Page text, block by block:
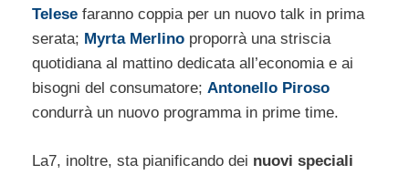
Telese faranno coppia per un nuovo talk in prima
serata; Myrta Merlino proporrà una striscia
quotidiana al mattino dedicata all’economia e ai
bisogni del consumatore; Antonello Piroso
condurrà un nuovo programma in prime time.
La7, inoltre, sta pianificando dei nuovi speciali